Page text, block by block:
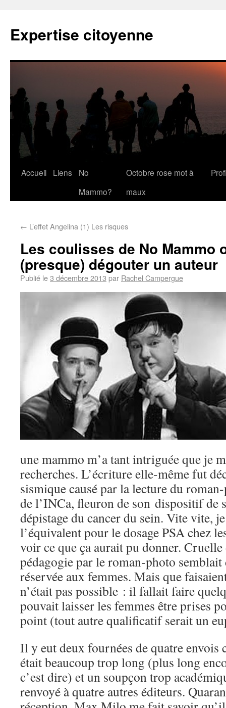
Expertise citoyenne
Accueil Liens
No
Mammo?
Octobre rose mot à
maux
← L’effet Angelina (1) Les risques
Les coulisses de No Mammo
(presque) dégouter un auteur
Publié le3 décembre 2013 par Rachel Campergue
une mammo m’a tant intriguée que je
recherches. L’écriture elle-même fut
sismique causé par la lecture du
de l’INCa, fleuron de son dispositif de
dépistage du cancer du sein. Vite vite,
l’équivalent pour le dosage PSA chez
voir ce que ça aurait pu donner.
pédagogie par le roman-photo
réservée aux femmes. Mais que
n’était pas possible : il fallait faire
pouvait laisser les femmes être prises
point (tout autre qualificatif serait un
Il y eut deux fournées de quatre envois
était beaucoup trop long (plus long
c’est dire) et un soupçon trop
renvoyé à quatre autres éditeurs.